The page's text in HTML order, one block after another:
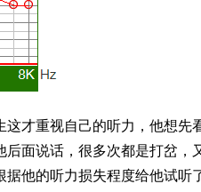
才重视自己的听力，他想先
面说话，很多次都是打岔，
他的听力损失程度给他试听